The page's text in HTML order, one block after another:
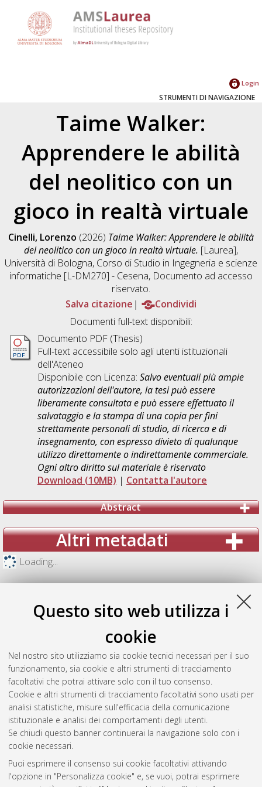
Questo sito web utilizza i
cookie
Nel nostro sito utilizziamo sia cookie tecnici necessari per il suo
funzionamento, sia cookie e altri strumenti di tracciamento
facoltativi che potrai attivare solo con il tuo consenso.
Cookie e altri strumenti di tracciamento facoltativi sono usati per
analisi statistiche, misure sull'efficacia della comunicazione
istituzionale e analisi dei comportamenti degli utenti.
Se chiudi questo banner continuerai la navigazione solo con i
cookie necessari.
Puoi esprimere il consenso sui cookie facoltativi attivando
l'opzione in "Personalizza cookie" e, se vuoi, potrai esprimere
Login
STRUMENTI DI NAVIGAZIONE
Taime Walker:
Apprendere le abilità
del neolitico con un
gioco in realtà virtuale
Cinelli, Lorenzo (2026) Taime Walker: Apprendere le abilità
del neolitico con un gioco in realtà virtuale. [Laurea],
Università di Bologna, Corso di Studio in Ingegneria e scienze
informatiche [L-DM270] - Cesena, Documento ad accesso
riservato.
Salva citazione
Condividi
Documenti full-text disponibili:
Documento PDF (Thesis)
Full-text accessibile solo agli utenti istituzionali
dell'Ateneo
Disponibile con Licenza: Salvo eventuali più ampie
autorizzazioni dell'autore, la tesi può essere
liberamente consultata e può essere effettuato il
salvataggio e la stampa di una copia per fini
strettamente personali di studio, di ricerca e di
insegnamento, con espresso divieto di qualunque
utilizzo direttamente o indirettamente commerciale.
Ogni altro diritto sul materiale è riservato
Download (10MB) | Contatta l'autore
Abstract
Altri metadati
Loading...
Gestione del documento:
Atom
Rss 1.0